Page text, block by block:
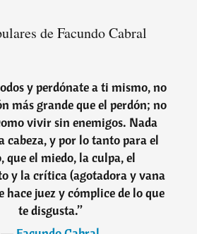
de Facundo Cabral
y perdónate a ti mismo, no
más grande que el perdón; no
vivir sin enemigos. Nada
cabeza, y por lo tanto para el
que el miedo, la culpa, el
y la crítica (agotadora y vana
hace juez y cómplice de lo que
te disgusta.”